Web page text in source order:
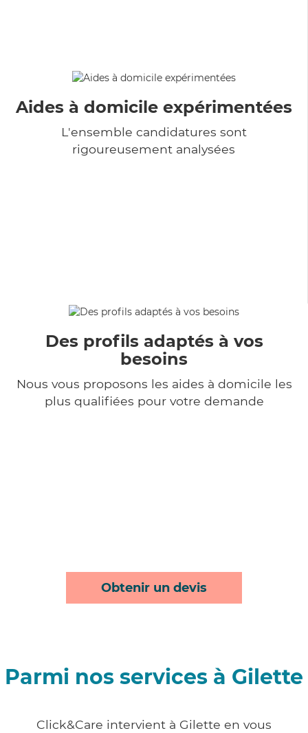
Aides à domicile expérimentées
L'ensemble candidatures sont
rigoureusement analysées
Des profils adaptés à vos
besoins
Nous vous proposons les aides à domicile les
plus qualifiées pour votre demande
Obtenir un devis
Parmi nos services à Gilette
Click&Care intervient à Gilette en vous